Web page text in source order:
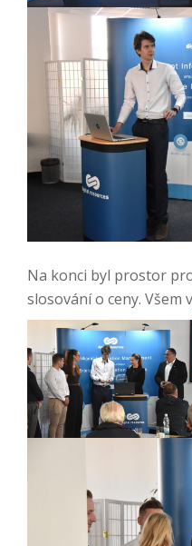
Na konci byl prostor
slosování o ceny. Všem